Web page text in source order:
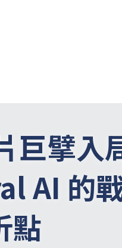
巨擘入
AI 的
點